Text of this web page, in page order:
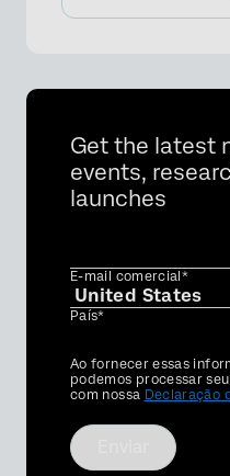
Get the latest
events,
launches
E-mail comercial*
País*
Privacy
Optin
Ao fornecer essas
podemos processar
com nossa Declaração